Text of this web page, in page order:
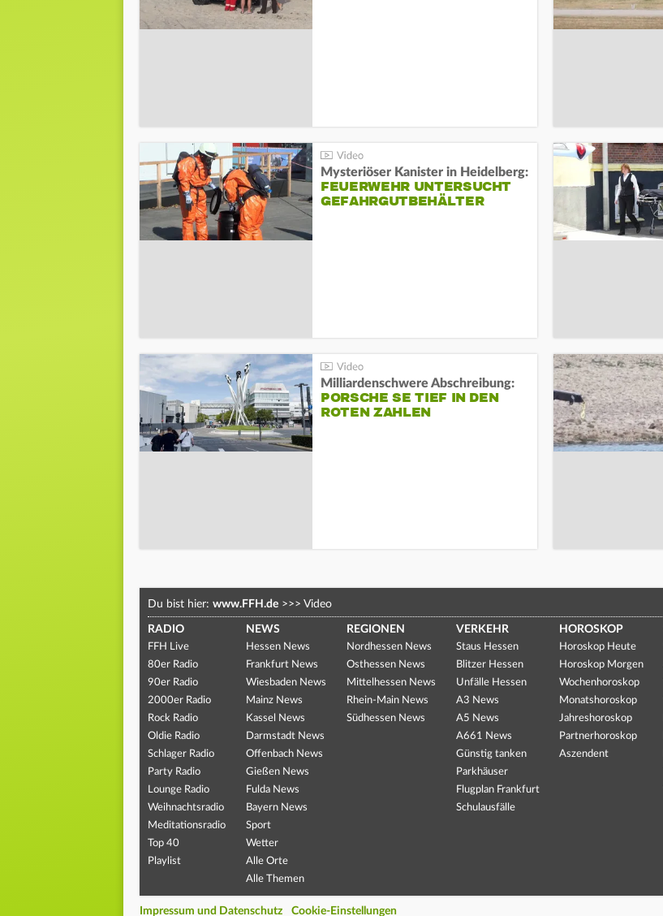
Mysteriöser Kanister in Heidelberg:
FEUERWEHR UNTERSUCHT
GEFAHRGUTBEHÄLTER
Milliardenschwere Abschreibung:
PORSCHE SE TIEF IN DEN
ROTEN ZAHLEN
Du bist hier: www.FFH.de >>> Video
RADIO
FFH Live
80er Radio
90er Radio
2000er Radio
Rock Radio
Oldie Radio
Schlager Radio
Party Radio
Lounge Radio
Weihnachtsradio
Meditationsradio
Top 40
Playlist
NEWS
Hessen News
Frankfurt News
Wiesbaden News
Mainz News
Kassel News
Darmstadt News
Offenbach News
Gießen News
Fulda News
Bayern News
Sport
Wetter
Alle Orte
Alle Themen
REGIONEN
Nordhessen News
Osthessen News
Mittelhessen News
Rhein-Main News
Südhessen News
VERKEHR
Staus Hessen
Blitzer Hessen
Unfälle Hessen
A3 News
A5 News
A661 News
Günstig tanken
Parkhäuser
Flugplan Frankfurt
Schulausfälle
HOROSKOP
Horoskop Heute
Horoskop Morgen
Wochenhoroskop
Monatshoroskop
Jahreshoroskop
Partnerhoroskop
Aszendent
Impressum und Datenschutz Cookie-Einstellungen